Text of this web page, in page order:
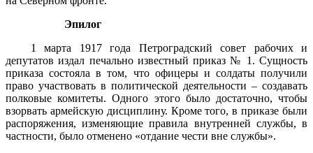
Эпилог
1 марта 1917 года Петроградский совет рабочих и
депутатов издал печально известный приказ № 1. Сущность
приказа состояла в том, что офицеры и солдаты получили
право участвовать в политической деятельности – создавать
полковые комитеты. Одного этого было достаточно, чтобы
взорвать армейскую дисциплину. Кроме того, в приказе были
распоряжения, изменяющие правила внутренней службы, в
частности, было отменено «отдание чести вне службы».